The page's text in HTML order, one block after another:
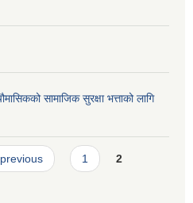
सामाजिक सुरक्षा भत्ताको लागि
1 2